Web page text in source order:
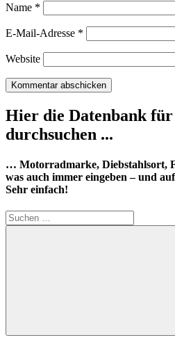
Name *
E-Mail-Adresse *
Website
Hier die Datenbank für
durchsuchen ...
… Motorradmarke, Diebstahlsort,
was auch immer eingeben – und
Sehr einfach!
Suchen
nach:
Suchen